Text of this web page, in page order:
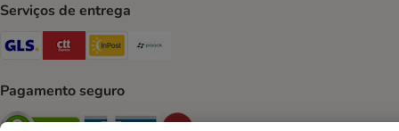
Serviços de entrega
GLS Shipping Method
CTTExpress Shipping Method
InPost Shipping Method
Pagamento seguro
Security Security Security